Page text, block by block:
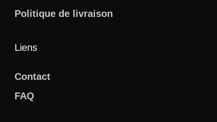
Politique de livraison
Liens
Contact
FAQ